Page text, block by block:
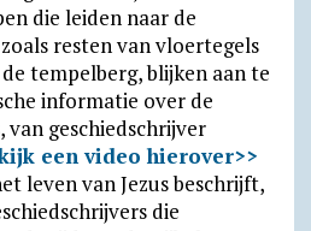
die leiden naar de
resten van vloertegels
tempelberg, blijken aan te
informatie over de
geschiedschrijver
een video hierover>>
leven van Jezus beschrijft,
die